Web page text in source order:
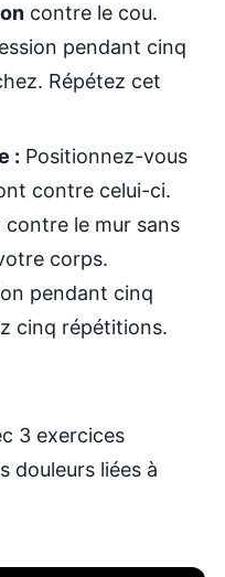
contre le cou.
pendant cinq
Répétez cet
: Positionnez-vous
contre celui-ci.
le mur sans
corps.
pendant cinq
cinq répétitions.
3 exercices
douleurs liées à